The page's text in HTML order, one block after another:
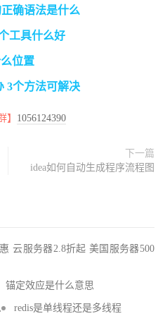
确语法是什么
工具什么好
位置
3个方法可解决
】 1056124390
下一篇
idea如何自动生成程序流程图
云服务器2.8折起 美国服务器500
锚定效应是什么意思
redis是单线程还是多线程